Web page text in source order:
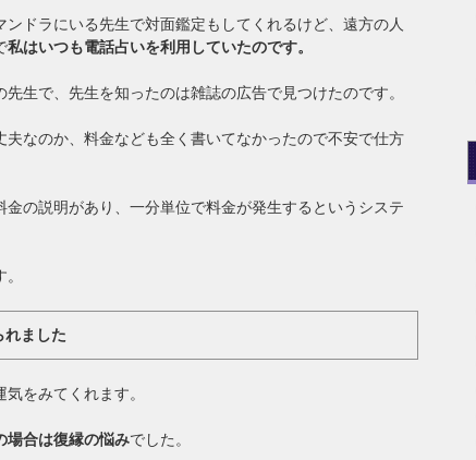
ドラにいる先生で対面鑑定もしてくれるけど、遠方の人
私はいつも電話占いを利用していたのです。
生で、先生を知ったのは雑誌の広告で見つけたのです。
なのか、料金なども全く書いてなかったので不安で仕方
の説明があり、一分単位で料金が発生するというシステ
れました
をみてくれます。
場合は復縁の悩みでした。